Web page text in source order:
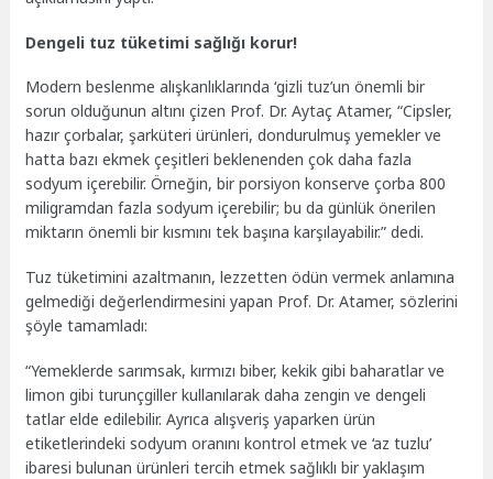
Dengeli tuz tüketimi sağlığı korur!
Modern beslenme alışkanlıklarında ‘gizli tuz’un önemli bir
sorun olduğunun altını çizen Prof. Dr. Aytaç Atamer, “Cipsler,
hazır çorbalar, şarküteri ürünleri, dondurulmuş yemekler ve
hatta bazı ekmek çeşitleri beklenenden çok daha fazla
sodyum içerebilir. Örneğin, bir porsiyon konserve çorba 800
miligramdan fazla sodyum içerebilir; bu da günlük önerilen
miktarın önemli bir kısmını tek başına karşılayabilir.” dedi.
Tuz tüketimini azaltmanın, lezzetten ödün vermek anlamına
gelmediği değerlendirmesini yapan Prof. Dr. Atamer, sözlerini
şöyle tamamladı:
“Yemeklerde sarımsak, kırmızı biber, kekik gibi baharatlar ve
limon gibi turunçgiller kullanılarak daha zengin ve dengeli
tatlar elde edilebilir. Ayrıca alışveriş yaparken ürün
etiketlerindeki sodyum oranını kontrol etmek ve ‘az tuzlu’
ibaresi bulunan ürünleri tercih etmek sağlıklı bir yaklaşım